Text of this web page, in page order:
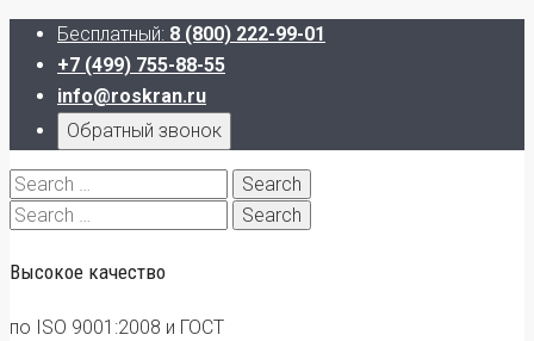
Бесплатный: 8 (800) 222-99-01
+7 (499) 755-88-55
info@roskran.ru
Обратный звонок
Search
for:
Search
Высокое качество
по ISO 9001:2008 и ГОСТ